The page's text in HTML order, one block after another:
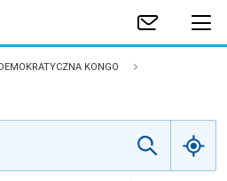
KONGO